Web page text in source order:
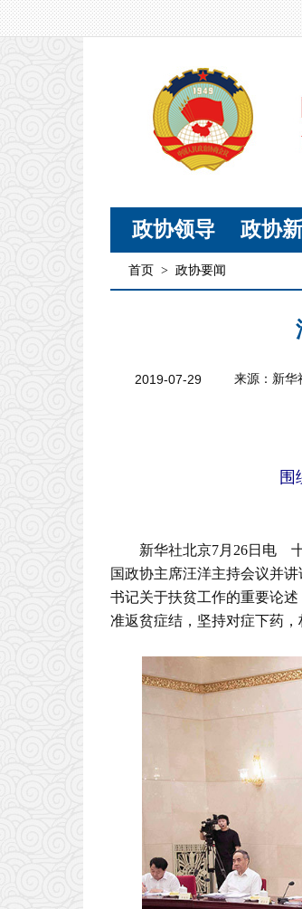
政协领导 政协
首页 > 政协要闻
2019-07-29 来源：新华
围
新华社北京7月26日电
国政协主席汪洋主持会议并
书记关于扶贫工作的重要论
准返贫症结，坚持对症下药